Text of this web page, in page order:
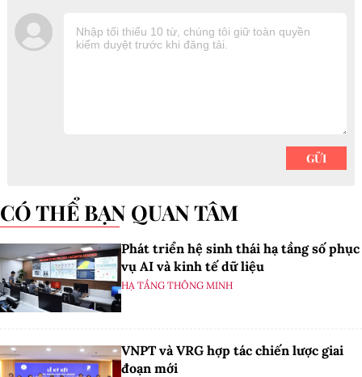
CÓ THỂ BẠN QUAN TÂM
Phát triển hệ sinh thái hạ tầng số phục
vụ AI và kinh tế dữ liệu
HẠ TẦNG THÔNG MINH
VNPT và VRG hợp tác chiến lược giai
đoạn mới